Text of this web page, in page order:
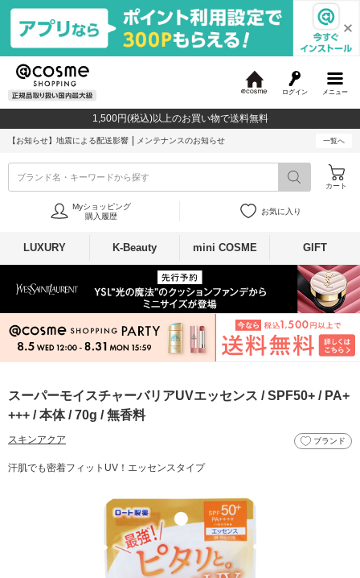
メニュー
ログイン
c
o
1,500円(税込)以上のお買い物で送料無料
【お知らせ】 地震による配送影響 メンテナンスのお知らせ 一覧へ
ブランド名・キーワードから探す
カート
Myショッピング
購入履歴
お気に入り
LUXURY K-Beauty mini COSME GIFT
スーパーモイスチャーバリアUVエッセンス / SPF50+ / PA+
+++ / 本体 / 70g / 無香料
スキンアクア ブランド
汗肌でも密着フィットUV！エッセンスタイプ